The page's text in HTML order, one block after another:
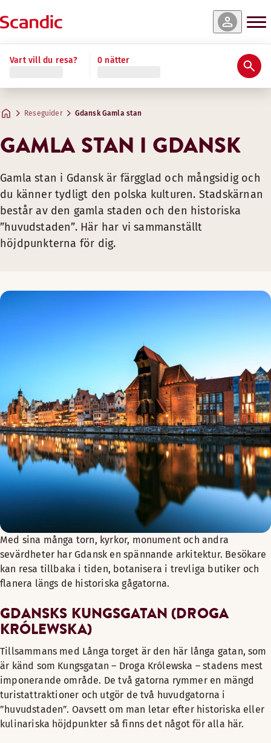
Vart vill du resa? 0 nätter
Reseguider Gdansk Gamla stan
GAMLA STAN I GDANSK
Gamla stan i Gdansk är färgglad och mångsidig och
du känner tydligt den polska kulturen. Stadskärnan
består av den gamla staden och den historiska
”huvudstaden”. Här har vi sammanställt
höjdpunkterna för dig.
Med sina många torn, kyrkor, monument och andra
sevärdheter har Gdansk en spännande arkitektur. Besökare
kan resa tillbaka i tiden, botanisera i trevliga butiker och
flanera längs de historiska gågatorna.
GDANSKS KUNGSGATAN (DROGA
KRÓLEWSKA)
Tillsammans med Långa torget är den här långa gatan, som
är känd som Kungsgatan – Droga Królewska – stadens mest
imponerande område. De två gatorna rymmer en mängd
turistattraktioner och utgör de två huvudgatorna i
”huvudstaden”. Oavsett om man letar efter historiska eller
kulinariska höjdpunkter så finns det något för alla här.